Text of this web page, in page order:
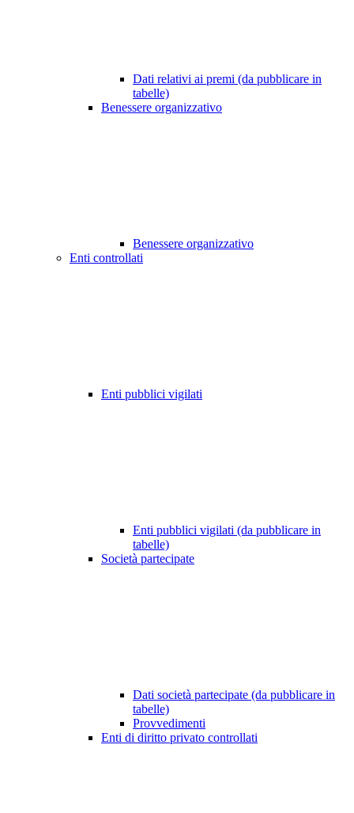
Dati relativi ai premi (da pubblicare in
tabelle)
Benessere organizzativo
Benessere organizzativo
Enti controllati
Enti pubblici vigilati
Enti pubblici vigilati (da pubblicare in
tabelle)
Società partecipate
Dati società partecipate (da pubblicare in
tabelle)
Provvedimenti
Enti di diritto privato controllati